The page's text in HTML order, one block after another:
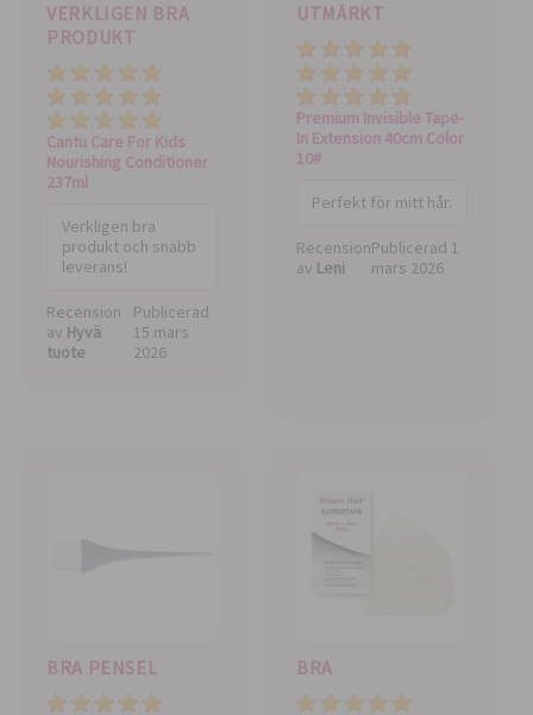
VERKLIGEN BRA
PRODUKT
Pris
Total value
Kvalitet
Cantu Care For Kids
Nourishing Conditioner
237ml
Verkligen bra
produkt och snabb
leverans!
Recension
av Hyvä
tuote
Publicerad
15 mars
2026
UTMÄRKT
Kvalitet
Pris
Total value
Premium Invisible Tape-
In Extension 40cm Color
10#
Perfekt för mitt hår.
Recension
av Leni
Publicerad 1
mars 2026
BRA PENSEL
Pris
BRA
Kvalitet